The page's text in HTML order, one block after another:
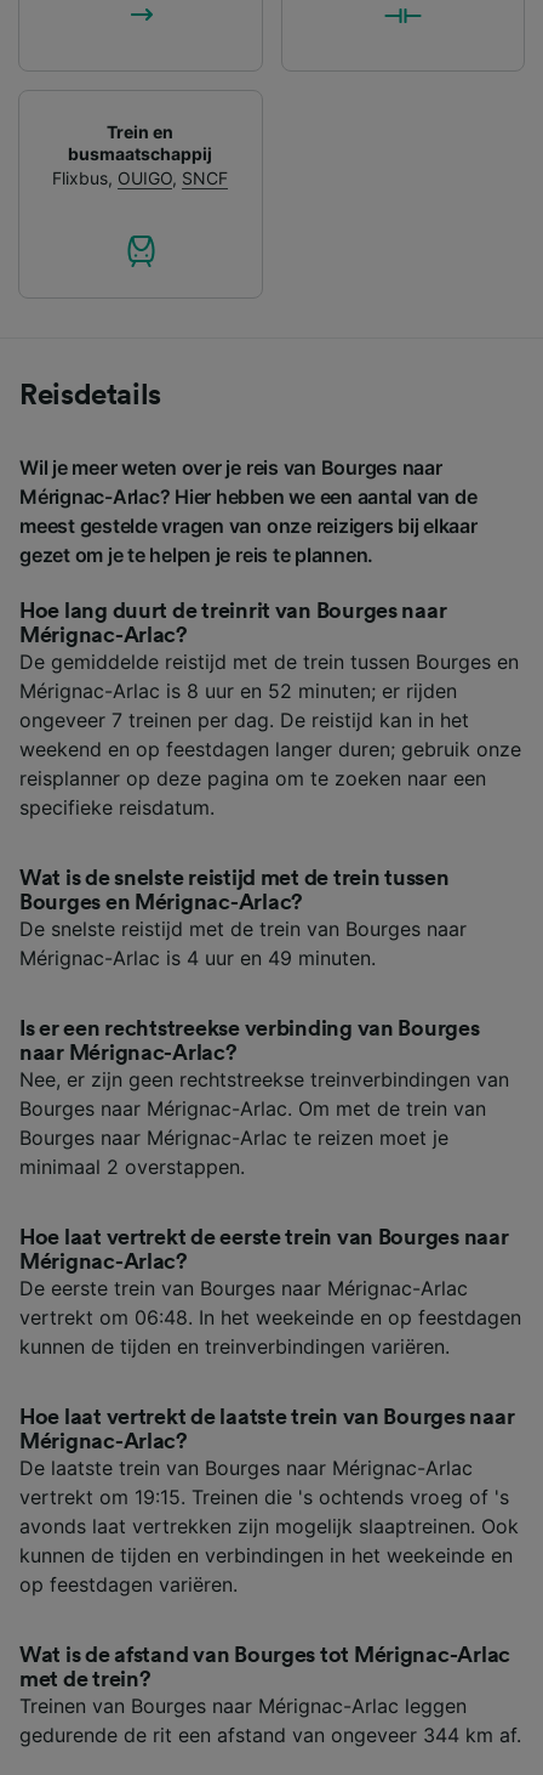
Trein en
busmaatschappij
Flixbus, OUIGO, SNCF
Reisdetails
Wil je meer weten over je reis van Bourges naar
Mérignac-Arlac? Hier hebben we een aantal van de
meest gestelde vragen van onze reizigers bij elkaar
gezet om je te helpen je reis te plannen.
Hoe lang duurt de treinrit van Bourges naar
Mérignac-Arlac?
De gemiddelde reistijd met de trein tussen Bourges en
Mérignac-Arlac is 8 uur en 52 minuten; er rijden
ongeveer 7 treinen per dag. De reistijd kan in het
weekend en op feestdagen langer duren; gebruik onze
reisplanner op deze pagina om te zoeken naar een
specifieke reisdatum.
Wat is de snelste reistijd met de trein tussen
Bourges en Mérignac-Arlac?
De snelste reistijd met de trein van Bourges naar
Mérignac-Arlac is 4 uur en 49 minuten.
Is er een rechtstreekse verbinding van Bourges
naar Mérignac-Arlac?
Nee, er zijn geen rechtstreekse treinverbindingen van
Bourges naar Mérignac-Arlac. Om met de trein van
Bourges naar Mérignac-Arlac te reizen moet je
minimaal 2 overstappen.
Hoe laat vertrekt de eerste trein van Bourges naar
Mérignac-Arlac?
De eerste trein van Bourges naar Mérignac-Arlac
vertrekt om 06:48. In het weekeinde en op feestdagen
kunnen de tijden en treinverbindingen variëren.
Hoe laat vertrekt de laatste trein van Bourges naar
Mérignac-Arlac?
De laatste trein van Bourges naar Mérignac-Arlac
vertrekt om 19:15. Treinen die 's ochtends vroeg of 's
avonds laat vertrekken zijn mogelijk slaaptreinen. Ook
kunnen de tijden en verbindingen in het weekeinde en
op feestdagen variëren.
Wat is de afstand van Bourges tot Mérignac-Arlac
met de trein?
Treinen van Bourges naar Mérignac-Arlac leggen
gedurende de rit een afstand van ongeveer 344 km af.